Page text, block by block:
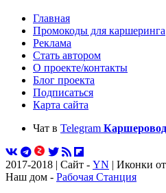
Главная
Промокоды для каршеринга
Реклама
Стать автором
О проекте/контакты
Блог проекта
Подписаться
Карта сайта
Чат в Telegram
2017-2018 | Сайт - YN | Иконки от
Наш дом - Рабочая Станция